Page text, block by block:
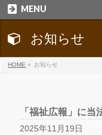
MENU
お知らせ
HOME » お知らせ
「福祉広報」に当
2025年11月19日